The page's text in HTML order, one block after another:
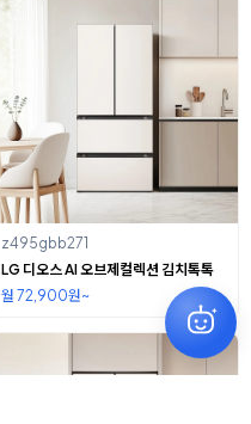
z495gbb271
LG 디오스 AI 오브제컬렉션 김치톡톡
월 72,900원~